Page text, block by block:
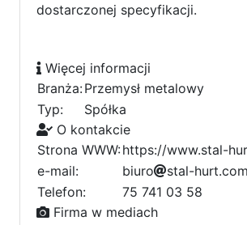
dostarczonej specyfikacji.
Więcej informacji
Branża:Przemysł metalowy
Typ:
Spółka
O kontakcie
Strona WWW:https://www.stal-
e-mail:
6
biur4
0
9
o stal-hurta
.com
Telefon:
75 741 03 58
Firma w mediach